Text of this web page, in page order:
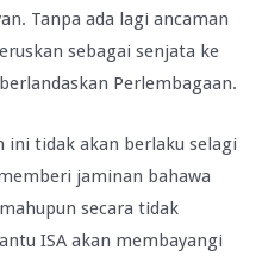
Tanpa ada lagi ancaman
sebagai senjata ke
Perlembagaan.
ini tidak akan berlaku selagi
jaminan bahawa
secara tidak
ISA akan membayangi